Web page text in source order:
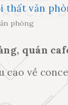
phòng
quán
cao về